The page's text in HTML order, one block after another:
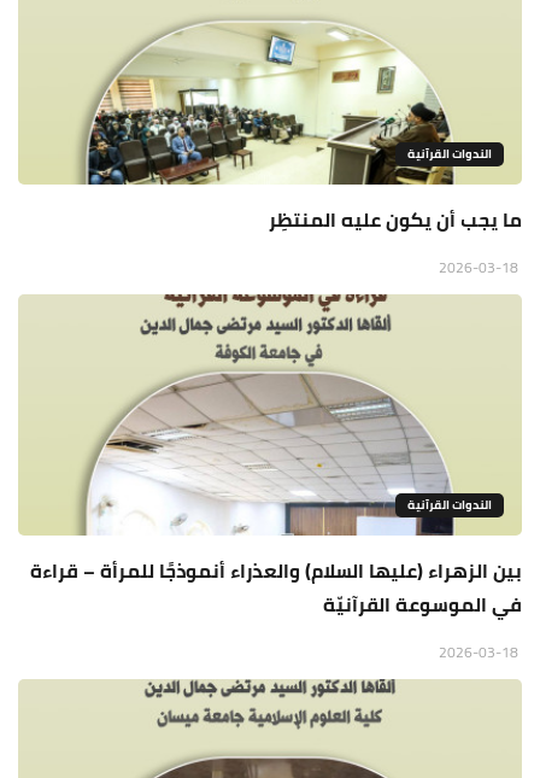
الندوات القرآنية
ما يجب أن يكون عليه المنتظِر
الندوات القرآنية
بين الزهراء (عليها السلام) والعذراء أنموذجًا للمرأة – قراءة
في الموسوعة القرآنيّة